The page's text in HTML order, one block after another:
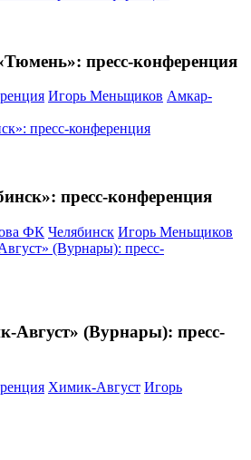
пресс-конференция
Игорь Меньщиков Амкар-
пресс-конференция
ФК Челябинск Игорь Меньщиков
Август» (Вурнары): пресс-
Химик-Август Игорь